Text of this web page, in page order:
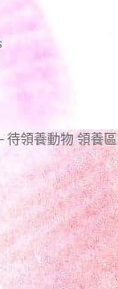
待領養動物 領養區